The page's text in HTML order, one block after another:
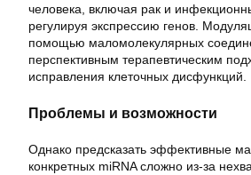
человека, включая рак и
регулируя экспрессию генов.
помощью маломолекулярных
перспективным терапевтическим
исправления клеточных дисфункций.
Проблемы и возможности
Однако предсказать эффективные
конкретных miRNA сложно из-за